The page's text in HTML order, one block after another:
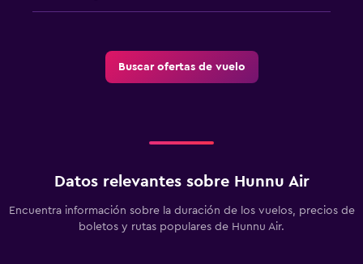
Buscar ofertas de vuelo
Datos relevantes sobre Hunnu Air
Encuentra información sobre la duración de los vuelos, precios de
boletos y rutas populares de Hunnu Air.